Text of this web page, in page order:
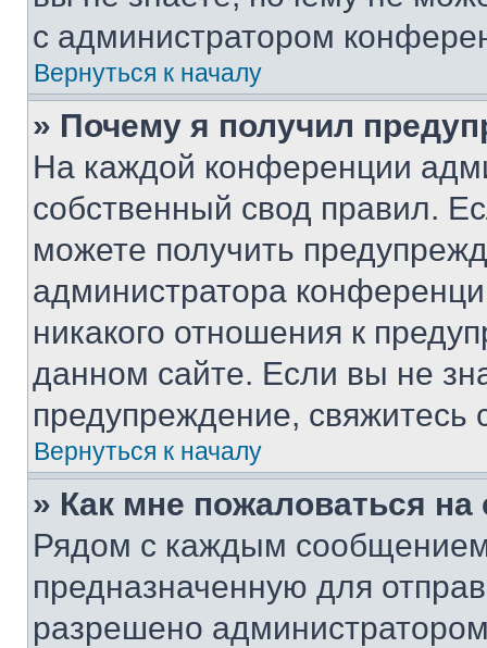
с администратором
Вернуться к началу
» Почему я получил
На каждой конференции
собственный свод правил.
можете получить
администратора
никакого отношения к
данном сайте. Если вы не
предупреждение,
Вернуться к началу
» Как мне пожаловаться
Рядом с каждым сообщением
предназначенную для
разрешено